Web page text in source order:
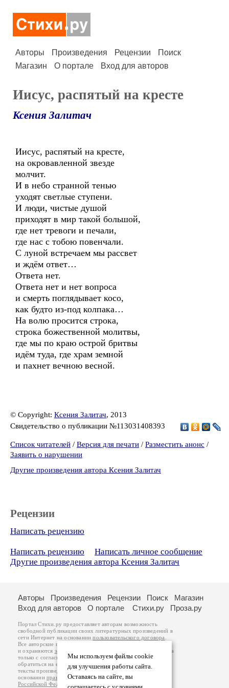
Авторы Произведения Рецензии
Поиск
Магазин
О портале Вход для авторов
Иисус, распятый на кресте
Ксения Залитач
Иисус, распятый на кресте,
на окровавленной звезде
молчит.
И в небо странной тенью
уходят светлые ступени.
И люди, чистые душой
приходят в мир такой большой,
где нет тревоги и печали,
где нас с тобою повенчали.
С луной встречаем мы рассвет
и ждём ответ…
Ответа нет.
Ответа нет и нет вопроса
и смерть поглядывает косо,
как будто из-под колпака…
На волю просится строка,
строка божественной молитвы,
где мы по краю острой бритвы
идём туда, где храм земной
и пахнет вечною весной.
© Copyright: Ксения Залитач, 2013
Свидетельство о публикации №113031408393
Список читателей / Версия для печати / Разместить анонс /
Заявить о нарушении
Другие произведения автора Ксения Залитач
Рецензии
Написать рецензию
Написать рецензию
Написать личное сообщение
Другие произведения автора Ксения Залитач
Мы используем файлы cookie
для улучшения работы сайта.
Оставаясь на сайте, вы
Авторы Произведения Рецензии Поиск
Магазин
Вход для авторов
О портале Стихи.ру Проза.ру
Портал Стихи.ру предоставляет авторам возможность
свободной публикации своих литературных произведений в
сети Интернет на основаниипользовательского договора
Все авторские права на произведения принадлежат авторам
и охраняются законом
. Перепечатка произведений возможна
только с согласия его автора, к которому вы можете
обратиться на его авторской странице. Ответственность за
тексты произведений авторы несут самостоятельно на
основанииправил публикацииизаконодательства
Российской Федерации